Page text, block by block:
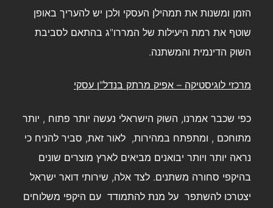
הזמן ומשנות את תמהילן העסקי ולכן יש להעריך באופן
שוטף את רמת היעילות של המררו"ג בהתאם לסביבת
השוק הדינמית והמשתנה.
מרכזי לוגיסטיקה – אפיק מרתק בנדל"ן עסקי
כפי שכבר אמרנו, השוק הישראלי נעשה יותר פתוח , יותר
מתוחכם , ומתפתח במהירות, לאור זאת, סביר להניח כי
נראה יותר ויותר יבואנים מביאים לארץ מוצרים שונים
בהיקפי סחורה משתנים. לצד אלה, שירותי דואר ישראל
יצטרכו להשתפר על מנת להתמודד עם היקפי משלוחים